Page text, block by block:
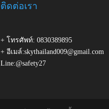
ติดต่อเรา
+ โทรศัพท์: 0830389895
+ อีเมล์:skythailand009@gmail.com
Line:@safety27